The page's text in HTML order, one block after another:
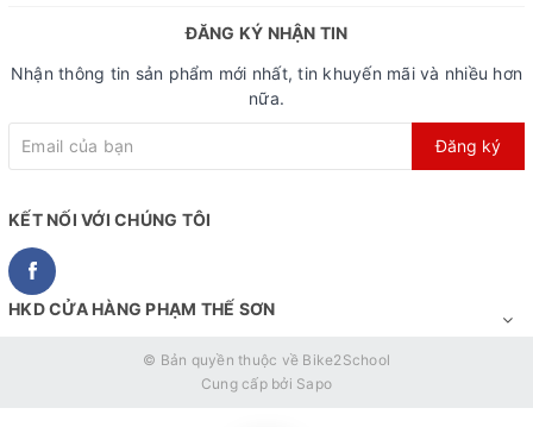
ĐĂNG KÝ NHẬN TIN
Nhận thông tin sản phẩm mới nhất, tin khuyến mãi và nhiều hơn
nữa.
Đăng ký
KẾT NỐI VỚI CHÚNG TÔI
HKD CỬA HÀNG PHẠM THẾ SƠN
© Bản quyền thuộc về Bike2School
Cung cấp bởi Sapo